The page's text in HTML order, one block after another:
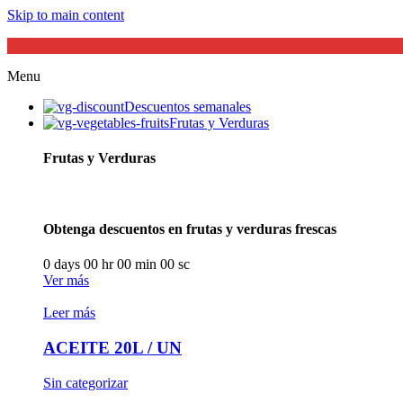
Skip to main content
Menu
Descuentos semanales
Frutas y Verduras
Frutas y Verduras
Obtenga descuentos en frutas y verduras frescas
0 days 00 hr00 min 00 sc
Ver más
Leer más
ACEITE 20L / UN
Sin categorizar